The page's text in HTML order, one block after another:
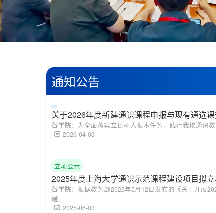
通知公告
关于2026年度新建通识课程申报与现有通选
各学院：为全面落实立德树人根本任务，践行我校通识
2026-04-03
立项公示
2025年度上海大学通识示范课程建设项目拟
各学院：根据教务部2025年5月12日发布的《关于开展
通...
2025-06-03